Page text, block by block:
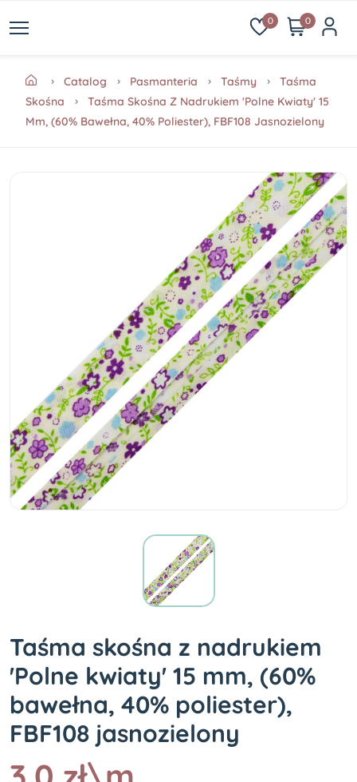
0 0
Catalog Pasmanteria Taśmy
Taśma
Skośna
Taśma Skośna Z Nadrukiem 'Polne Kwiaty' 15
Mm, (60% Bawełna, 40% Poliester), FBF108 Jasnozielony
Taśma skośna z nadrukiem
'Polne kwiaty' 15 mm, (60%
bawełna, 40% poliester),
FBF108 jasnozielony